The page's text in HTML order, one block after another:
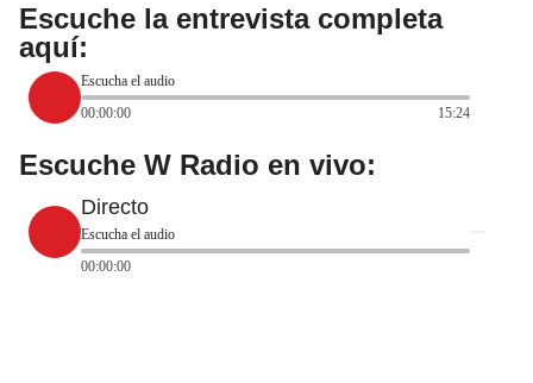
Escuche la entrevista completa
aquí:
Escucha el audio
00:00:00
15:24
Escuche W Radio en vivo:
Directo
Escucha el audio
00:00:00